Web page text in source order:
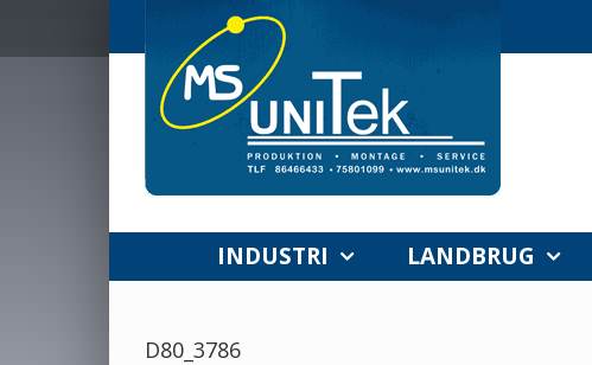
content
INDUSTRI LANDBRUG
D80_3786